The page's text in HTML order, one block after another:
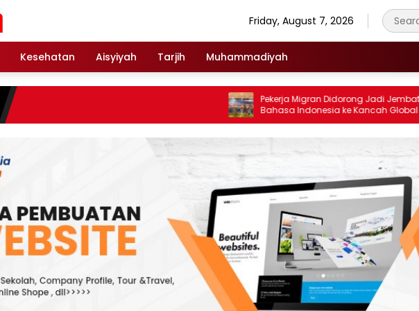
Friday, August 7, 2026
Kesehatan Aisyiyah Tarjih Muhammadiyah
Pekerja Migran Didorong Jadi Jembatan
Bahasa Indonesia ke Kancah Global